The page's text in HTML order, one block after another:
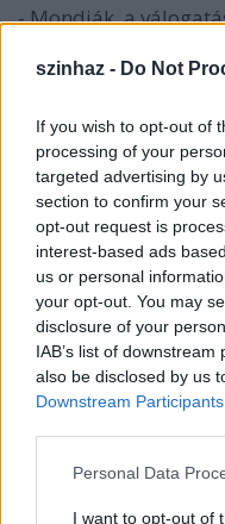
szinhaz - Do Not
If you wish to opt-out of
processing of your
targeted advertising by
section to confirm your
opt-out request is
interest-based ads
us or personal
your opt-out. You may
disclosure of your
IAB’s list of
also be disclosed by us
Downstream Participants
Please note that this
not limited to your visit
Personal Data
I want to opt-out of
- Mondják, a
produkcióinak a
produkcióval lesz
- ­Szerettem volna
eredetileg sem a
akartam előadást
Ha valamiben
koncentráltam, nem
-­ A színészek játéka
- ­Volt olyan előadás,
miatt választottam
Kamarából a Rose
amelyet Vári Éva visz